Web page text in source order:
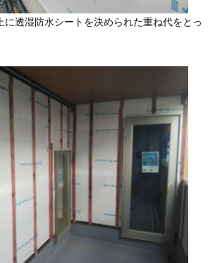
に透湿防水シートを決められた重ね代をとっ